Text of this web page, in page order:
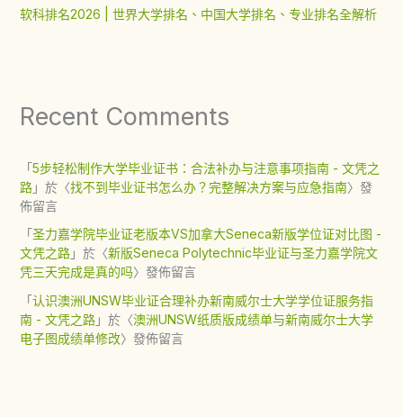
软科排名2026 | 世界大学排名、中国大学排名、专业排名全解析
Recent Comments
「5步轻松制作大学毕业证书：合法补办与注意事项指南 - 文凭之
路」於〈找不到毕业证书怎么办？完整解决方案与应急指南〉發
佈留言
「圣力嘉学院毕业证老版本VS加拿大Seneca新版学位证对比图 -
文凭之路」於〈新版Seneca Polytechnic毕业证与圣力嘉学院文
凭三天完成是真的吗〉發佈留言
「认识澳洲UNSW毕业证合理补办新南威尔士大学学位证服务指
南 - 文凭之路」於〈澳洲UNSW纸质版成绩单与新南威尔士大学
电子图成绩单修改〉發佈留言